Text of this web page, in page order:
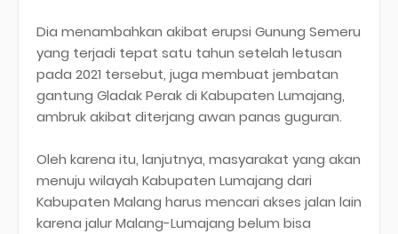
Dia menambahkan akibat erupsi Gunung Semeru
yang terjadi tepat satu tahun setelah letusan
pada 2021 tersebut, juga membuat jembatan
gantung Gladak Perak di Kabupaten Lumajang,
ambruk akibat diterjang awan panas guguran.
Oleh karena itu, lanjutnya, masyarakat yang akan
menuju wilayah Kabupaten Lumajang dari
Kabupaten Malang harus mencari akses jalan lain
karena jalur Malang-Lumajang belum bisa